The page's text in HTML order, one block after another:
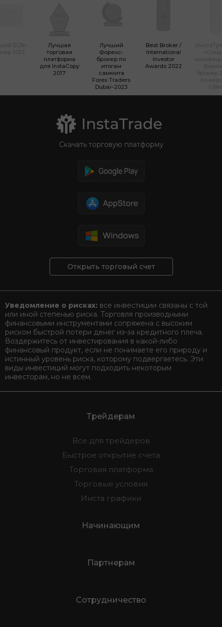
Лучшая
торговая
платформа
для InstaCopy
2017
Лучший
Форекс-
брокер по
итогам
саммита
Forex Traders
Dubai–2023
Best Broker /
International
Investor
Awards 2022
Скачать торговую платформу
Открыть торговый счет
Уведомление о рисках: все инвестиции связаны с той
или иной степенью риска. Торговля производными
финансовыми инструментами сопряжена с высоким
риском быстрой потери денег из-за кредитного плеча.
Воздержитесь от инвестирования в какой-либо
финансовый продукт, если не понимаете его природу и
истинный уровень риска, которому подвергаетесь. Эти
виды инвестиций могут подходить некоторым
инвесторам, но не всем.
Трейдерам
Все для трейдеров
Быстрое открытие счета
Торговая платформа
Торговые условия
Инста графики
Начинающим
Партнерам
Сотрудничество